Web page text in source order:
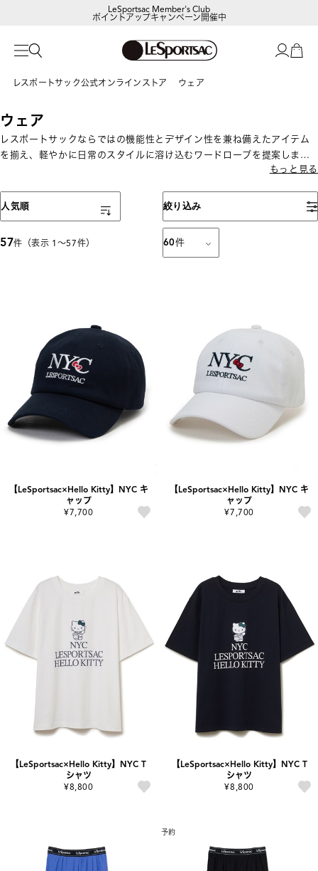
LeSportsac Member's Club
ポイントアップキャンペーン開催中
レスポートサック公式オンラインストア ウェア
ウェア
レスポートサックならではの機能性とデザイン性を兼ね備えたアイテム
を揃え、軽やかに日常のスタイルに溶け込むワードローブを提案しま
もっと見る
絞り込み
57件（表示 1〜57件） 60件
表示順
人気順
【LeSportsac×Hello Kitty】NYC キ
ャップ
¥7,700
【LeSportsac×Hello Kitty】NYC キ
ャップ
¥7,700
【LeSportsac×Hello Kitty】NYC T
シャツ
¥8,800
【LeSportsac×Hello Kitty】NYC T
シャツ
¥8,800
予約